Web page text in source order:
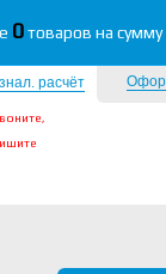
0товаров на сумму
расчёт